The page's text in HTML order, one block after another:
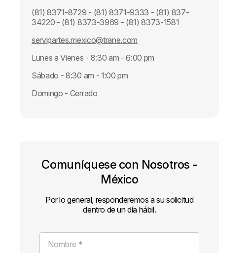
(81) 8371-8729 - (81) 8371-9333 - (81) 837-
34220 - (81) 8373-3969 - (81) 8373-1581
servipartes.mexico@trane.com
Lunes a Vienes - 8:30 am - 6:00 pm
Sábado - 8:30 am - 1:00 pm
Domingo - Cerrado
Comuníquese con Nosotros -
México
Por lo general, responderemos a su solicitud
dentro de un día hábil.